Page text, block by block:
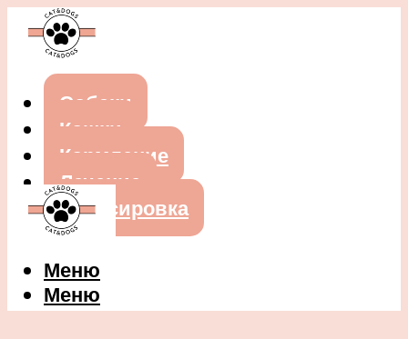
Собаки
Кошки
Кормление
Лечение
Дрессировка
Меню
Меню